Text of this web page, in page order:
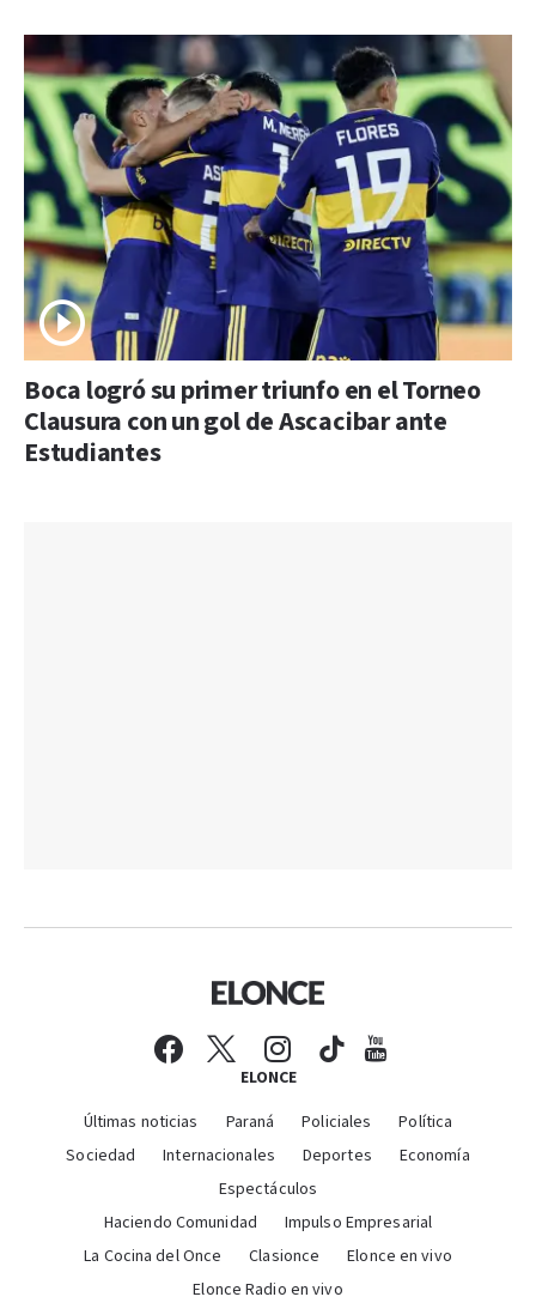
Boca logró su primer triunfo en el Torneo
Clausura con un gol de Ascacibar ante
Estudiantes
ELONCE
Últimas noticias Paraná Policiales
Política
Sociedad
Internacionales Deportes
Economía
Espectáculos
Haciendo Comunidad
Impulso Empresarial
La Cocina del Once
Clasionce
Elonce en vivo
Elonce Radio en vivo